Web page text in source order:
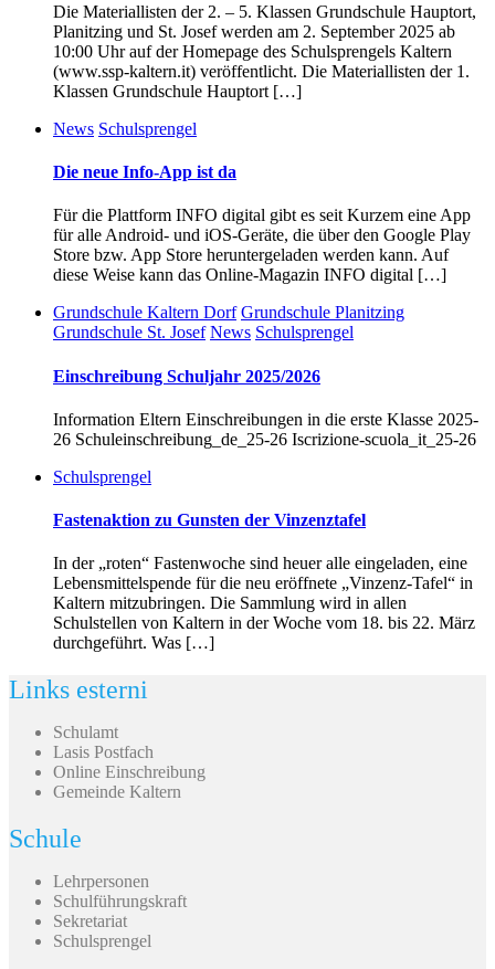
Die Materiallisten der 2. – 5. Klassen Grundschule Hauptort,
Planitzing und St. Josef werden am 2. September 2025 ab
10:00 Uhr auf der Homepage des Schulsprengels Kaltern
(www.ssp-kaltern.it) veröffentlicht. Die Materiallisten der 1.
Klassen Grundschule Hauptort […]
News Schulsprengel
Die neue Info-App ist da
Für die Plattform INFO digital gibt es seit Kurzem eine App
für alle Android- und iOS-Geräte, die über den Google Play
Store bzw. App Store heruntergeladen werden kann. Auf
diese Weise kann das Online-Magazin INFO digital […]
Grundschule Kaltern Dorf Grundschule Planitzing
Grundschule St. Josef News Schulsprengel
Einschreibung Schuljahr 2025/2026
Information Eltern Einschreibungen in die erste Klasse 2025-
26 Schuleinschreibung_de_25-26 Iscrizione-scuola_it_25-26
Schulsprengel
Fastenaktion zu Gunsten der Vinzenztafel
In der „roten“ Fastenwoche sind heuer alle eingeladen, eine
Lebensmittelspende für die neu eröffnete „Vinzenz-Tafel“ in
Kaltern mitzubringen. Die Sammlung wird in allen
Schulstellen von Kaltern in der Woche vom 18. bis 22. März
durchgeführt. Was […]
Links esterni
Schulamt
Lasis Postfach
Online Einschreibung
Gemeinde Kaltern
Schule
Lehrpersonen
Schulführungskraft
Sekretariat
Schulsprengel